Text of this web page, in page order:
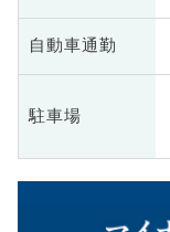
自動車通勤
駐車場